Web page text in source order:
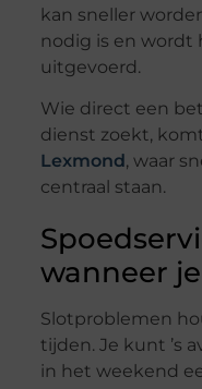
kan sneller
nodig is en wordt
uitgevoerd.
Wie direct een
dienst zoekt,
Lexmond, waar
centraal staan.
wanneer
Slotproblemen
tijden. Je kunt ’s
in het weekend